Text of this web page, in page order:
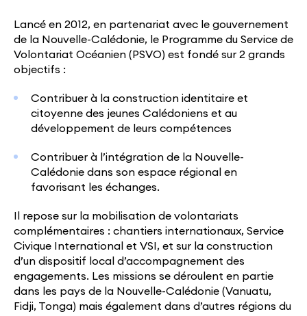
Lancé en 2012, en partenariat avec le gouvernement
de la Nouvelle-Calédonie, le Programme du Service de
Volontariat Océanien (PSVO) est fondé sur 2 grands
objectifs :
Contribuer à la construction identitaire et
citoyenne des jeunes Calédoniens et au
développement de leurs compétences
Contribuer à l’intégration de la Nouvelle-
Calédonie dans son espace régional en
favorisant les échanges.
Il repose sur la mobilisation de volontariats
complémentaires : chantiers internationaux, Service
Civique International et VSI, et sur la construction
d’un dispositif local d’accompagnement des
engagements. Les missions se déroulent en partie
dans les pays de la Nouvelle-Calédonie (Vanuatu,
Fidji, Tonga) mais également dans d’autres régions du